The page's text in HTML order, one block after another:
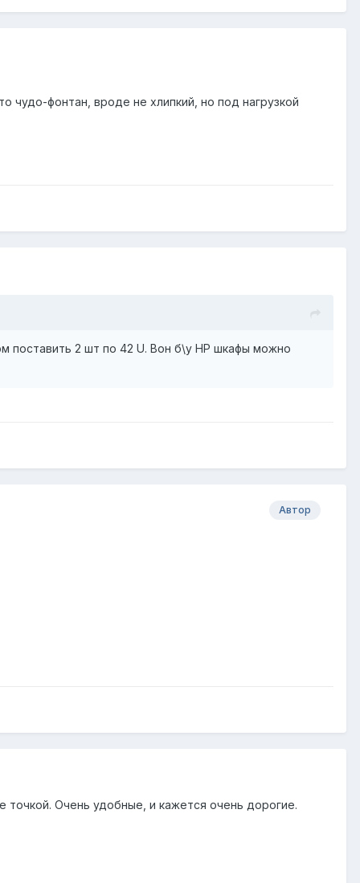
чудо-фонтан, вроде не хлипкий, но под нагрузкой
поставить 2 шт по 42 U. Вон б\у HP шкафы можно
Автор
Очень удобные, и кажется очень дорогие.